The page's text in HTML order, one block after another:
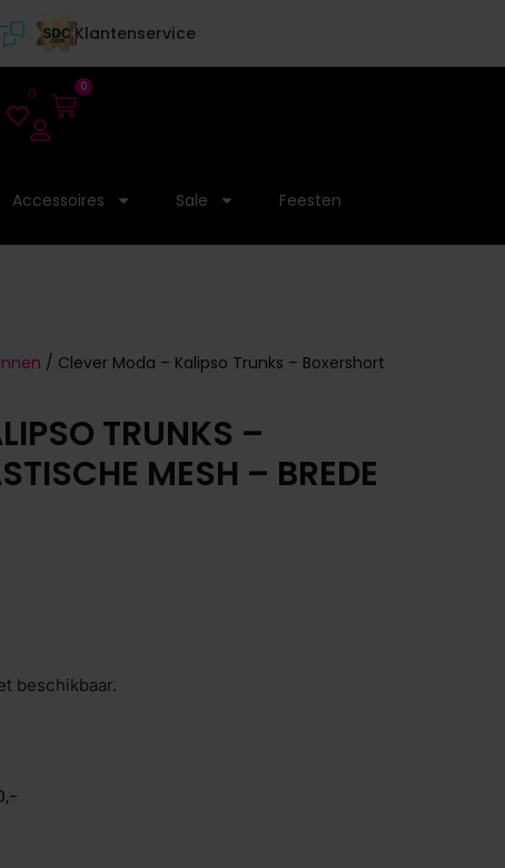
Klantenservice
0 0
Accessoires Sale Feesten
/ Clever Moda – Kalipso Trunks – Boxershort
TRUNKS –
MESH – BREDE
beschikbaar.